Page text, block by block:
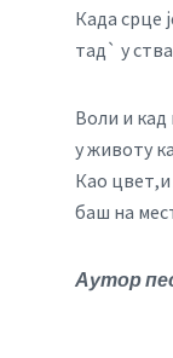
Када срце
тад` у
Воли и кад
у животу
Као цвет,и
баш на
Аутор